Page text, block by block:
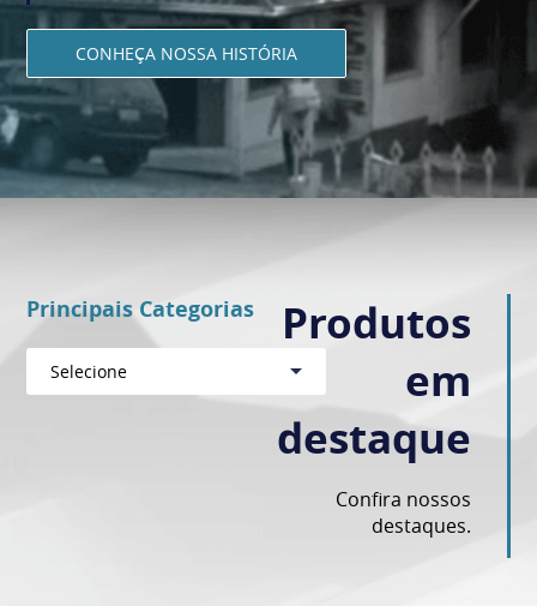
CONHEÇA NOSSA HISTÓRIA
Principais Categorias
Selecione
Produtos
em
destaque
Confira nossos
destaques.